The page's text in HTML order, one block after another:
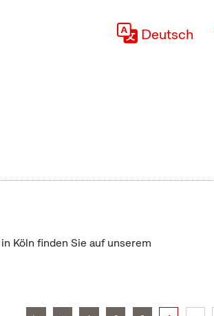
Deutsch
Köln finden Sie auf unserem